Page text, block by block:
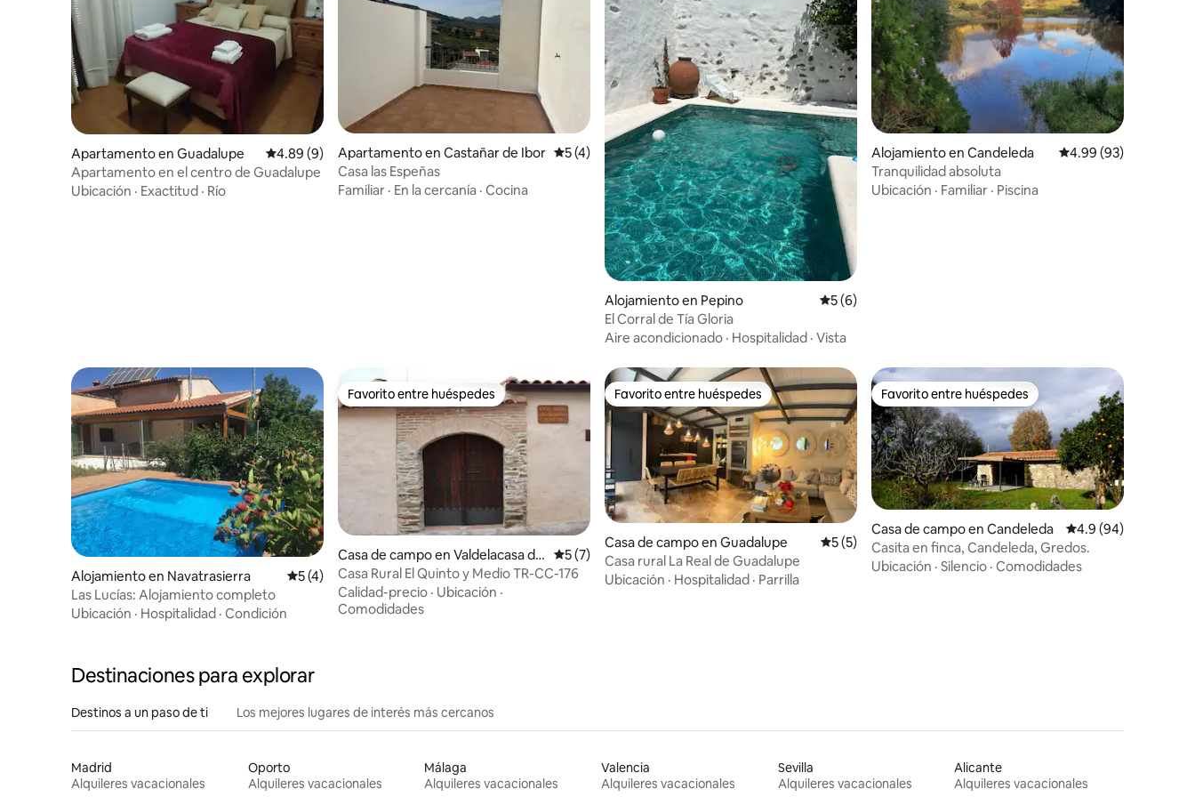
Apartamento en Guadalupe Calificación promedio: 4.89 de 5, 9 reseñas
4.89 (9)
Apartamento en el centro de Guadalupe
Ubicación · Exactitud · Río
Apartamento en Castañar de Ibor Calificación promedio: 5 de 5, 4 reseñas
5 (4)
Casa las Espeñas
Familiar · En la cercanía · Cocina
Alojamiento en Pepino Calificación promedio: 5 de 5, 6 reseñas
5 (6)
El Corral de Tía Gloria
Aire acondicionado · Hospitalidad · Vista
Alojamiento en Candeleda Calificación
4.99 (93)
Tranquilidad absoluta
Ubicación · Familiar · Piscina
Alojamiento en Navatrasierra Calificación promedio: 5 de 5, 4 reseñas
5 (4)
Las Lucías: Alojamiento completo
Ubicación · Hospitalidad · Condición
Favorito entre huéspedes
Favorito entre huéspedes
Casa de campo en Valdelacasa de
Tajo
Calificación promedio: 5 de 5, 7 reseñas
5 (7)
Casa Rural El Quinto y Medio TR-CC-176
Calidad-precio · Ubicación ·
Comodidades
Favorito entre huéspedes
Favorito entre huéspedes
Casa de campo en Guadalupe Calificación promedio: 5 de 5, 5 reseñas
5 (5)
Casa rural La Real de Guadalupe
Ubicación · Hospitalidad · Parrilla
Favorito entre huéspedes
Favorito entre huéspedes
Casa de campo en Candeleda Calificación
4.9 (94)
Casita en finca, Candeleda, Gredos.
Ubicación · Silencio · Comodidades
Destinaciones para explorar
Destinos a un paso de ti Los mejores lugares de interés más cercanos
Madrid
Alquileres vacacionales
Oporto
Alquileres vacacionales
Málaga
Alquileres vacacionales
Valencia
Alquileres vacacionales
Sevilla
Alquileres vacacionales
Alicante
Alquileres vacacionales